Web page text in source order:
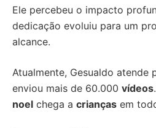
Ele percebeu o impacto
dedicação evoluiu para um
alcance.
Atualmente, Gesualdo atende
enviou mais de 60.000 vídeos
noel chega a crianças em